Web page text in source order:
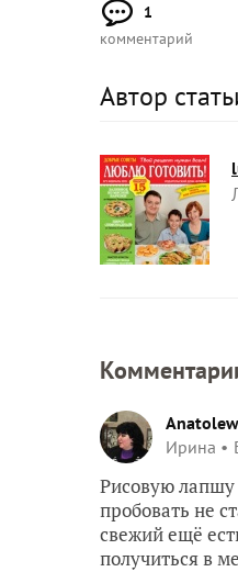
1
комментарий
Автор
Ирина
Рисовую лапшу
пробовать не
свежий ещё
получиться в